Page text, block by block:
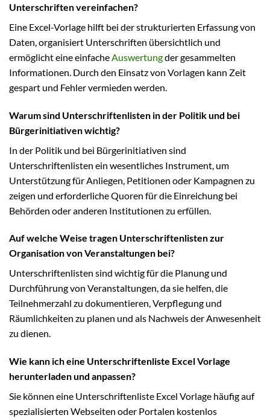
Unterschriften vereinfachen?
Eine Excel-Vorlage hilft bei der strukturierten Erfassung von
Daten, organisiert Unterschriften übersichtlich und
ermöglicht eine einfache Auswertungder gesammelten
Informationen. Durch den Einsatz von Vorlagen kann Zeit
gespart und Fehler vermieden werden.
Warum sind Unterschriftenlisten in der Politik und bei
Bürgerinitiativen wichtig?
In der Politik und bei Bürgerinitiativen sind
Unterschriftenlisten ein wesentliches Instrument, um
Unterstützung für Anliegen, Petitionen oder Kampagnen zu
zeigen und erforderliche Quoren für die Einreichung bei
Behörden oder anderen Institutionen zu erfüllen.
Auf welche Weise tragen Unterschriftenlisten zur
Organisation von Veranstaltungen bei?
Unterschriftenlisten sind wichtig für die Planung und
Durchführung von Veranstaltungen, da sie helfen, die
Teilnehmerzahl zu dokumentieren, Verpflegung und
Räumlichkeiten zu planen und als Nachweis der Anwesenheit
zu dienen.
Wie kann ich eine Unterschriftenliste Excel Vorlage
herunterladen und anpassen?
Sie können eine Unterschriftenliste Excel Vorlage häufig auf
spezialisierten Webseiten oder Portalen kostenlos